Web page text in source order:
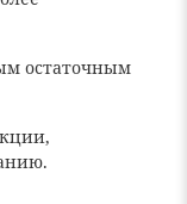
остаточным